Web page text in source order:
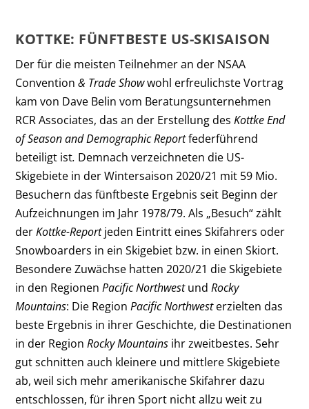
KOTTKE: FÜNFTBESTE US-SKISAISON
Der für die meisten Teilnehmer an der NSAA
Convention& Trade Showwohl erfreulichste Vortrag
kam von Dave Belin vom Beratungsunternehmen
RCR Associates, das an der Erstellung desKottke End
of Season and Demographic Reportfederführend
beteiligt ist. Demnach verzeichneten die US-
Skigebiete in der Wintersaison 2020/21 mit 59 Mio.
Besuchern das fünftbeste Ergebnis seit Beginn der
Aufzeichnungen im Jahr 1978/79. Als „Besuch“ zählt
derKottke-Reportjeden Eintritt eines Skifahrers oder
Snowboarders in ein Skigebiet bzw. in einen Skiort.
Besondere Zuwächse hatten 2020/21 die Skigebiete
in den RegionenPacific NorthwestundRocky
Mountains: Die RegionPacific Northwesterzielten das
beste Ergebnis in ihrer Geschichte, die Destinationen
in der RegionRocky Mountains ihr zweitbestes. Sehr
gut schnitten auch kleinere und mittlere Skigebiete
ab, weil sich mehr amerikanische Skifahrer dazu
entschlossen, für ihren Sport nicht allzu weit zu